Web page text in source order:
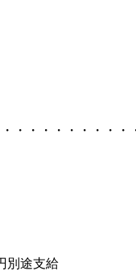
・・・・・・・・・
別途支給